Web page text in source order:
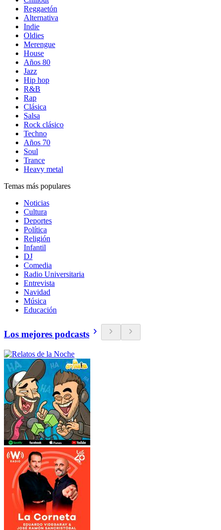
Reggaetón
Alternativa
Indie
Oldies
Merengue
House
Años 80
Jazz
Hip hop
R&B
Rap
Clásica
Salsa
Rock clásico
Techno
Años 70
Soul
Trance
Heavy metal
Temas más populares
Noticias
Cultura
Deportes
Política
Religión
Infantil
DJ
Comedia
Radio Universitaria
Entrevista
Navidad
Música
Educación
Los mejores podcasts